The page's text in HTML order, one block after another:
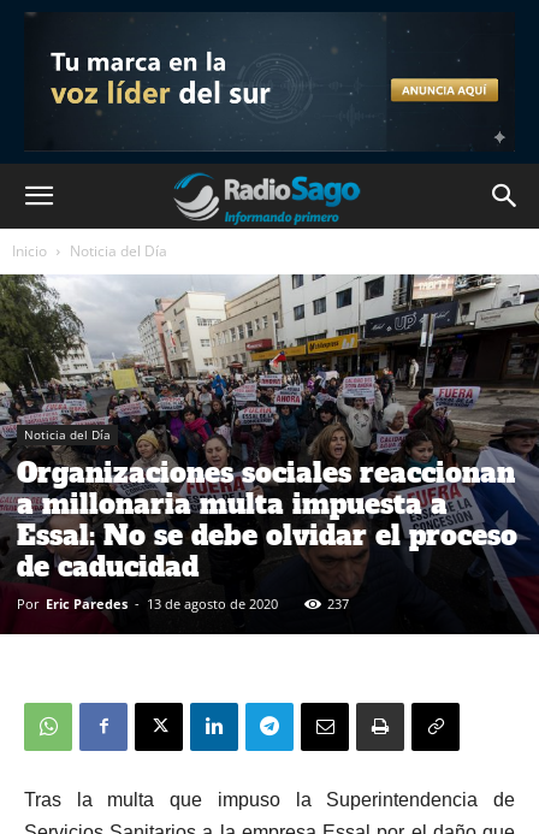
Inicio Noticia del Día
Noticia del Día
Organizaciones sociales reaccionan
a millonaria multa impuesta a
Essal: No se debe olvidar el proceso
de caducidad
Por Eric Paredes - 13 de agosto de 2020 237
Tras la multa que impuso la Superintendencia de